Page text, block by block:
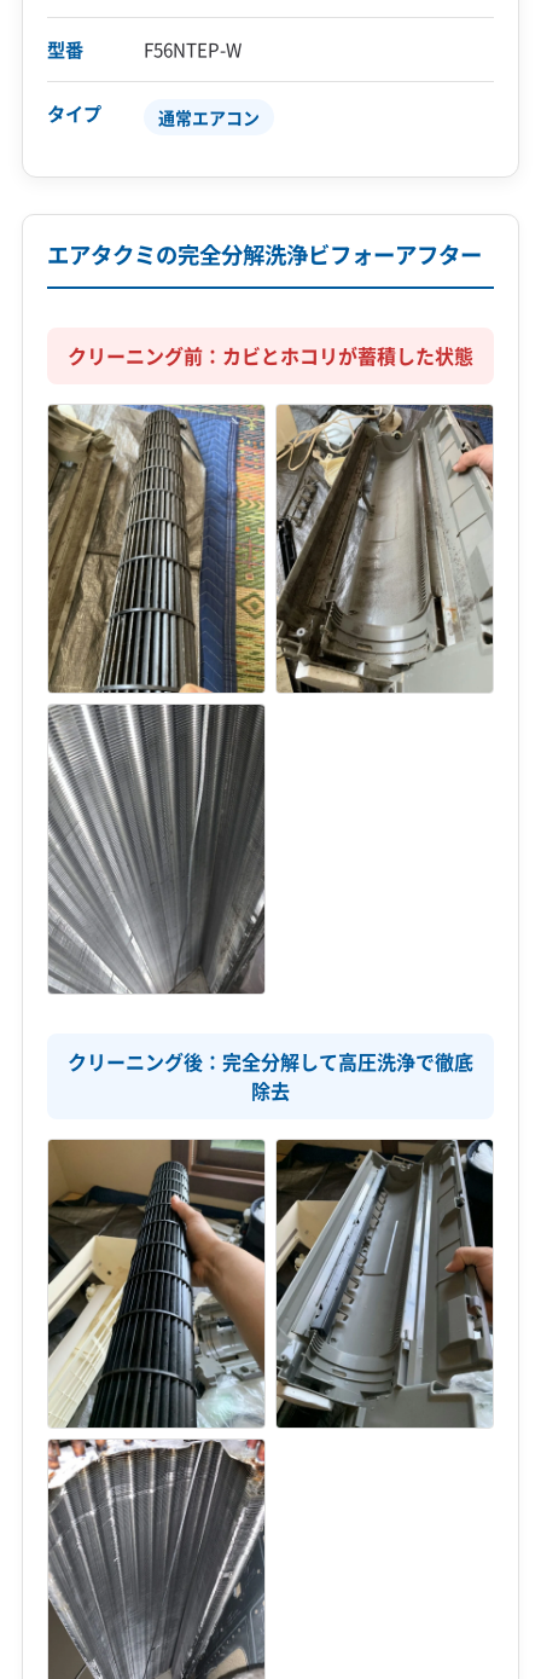
型番 F56NTEP-W
タイプ 通常エアコン
エアタクミの完全分解洗浄ビフォーアフター
クリーニング前：カビとホコリが蓄積した状態
クリーニング後：完全分解して高圧洗浄で徹底
除去